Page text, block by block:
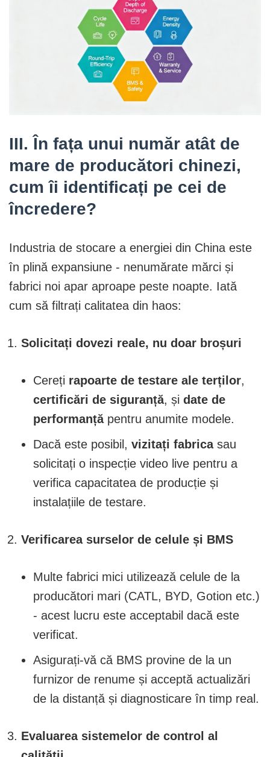
III. În fața unui număr atât de
mare de producători chinezi,
cum îi identificați pe cei de
încredere?
Industria de stocare a energiei din China este
în plină expansiune - nenumărate mărci și
fabrici noi apar aproape peste noapte. Iată
cum să filtrați calitatea din haos:
Solicitați dovezi reale, nu doar broșuri
Cereți rapoarte de testare ale terților,
certificări de siguranță, și date de
performanțăpentru anumite modele.
Dacă este posibil, vizitați fabricasau
solicitați o inspecție video live pentru a
verifica capacitatea de producție și
instalațiile de testare.
Verificarea surselor de celule și BMS
Multe fabrici mici utilizează celule de la
producători mari (CATL, BYD, Gotion etc.)
- acest lucru este acceptabil dacă este
verificat.
Asigurați-vă că BMS provine de la un
furnizor de renume și acceptă actualizări
de la distanță și diagnosticare în timp real.
Evaluarea sistemelor de control al